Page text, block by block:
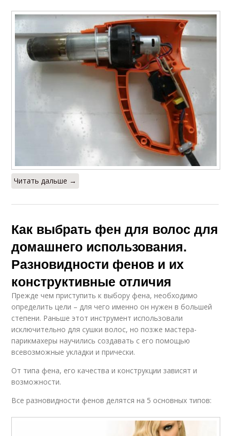
Читать дальше →
Как выбрать фен для волос для
домашнего использования.
Разновидности фенов и их
конструктивные отличия
Прежде чем приступить к выбору фена, необходимо
определить цели – для чего именно он нужен в большей
степени. Раньше этот инструмент использовали
исключительно для сушки волос, но позже мастера-
парикмахеры научились создавать с его помощью
всевозможные укладки и прически.
От типа фена, его качества и конструкции зависят и
возможности.
Все разновидности фенов делятся на 5 основных типов: